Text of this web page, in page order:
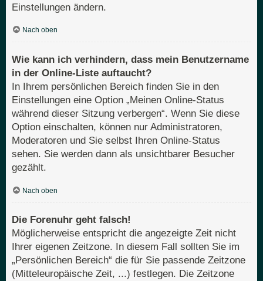
Einstellungen ändern.
Nach oben
Wie kann ich verhindern, dass mein Benutzername
in der Online-Liste auftaucht?
In Ihrem persönlichen Bereich finden Sie in den
Einstellungen eine Option „Meinen Online-Status
während dieser Sitzung verbergen“. Wenn Sie diese
Option einschalten, können nur Administratoren,
Moderatoren und Sie selbst Ihren Online-Status
sehen. Sie werden dann als unsichtbarer Besucher
gezählt.
Nach oben
Die Forenuhr geht falsch!
Möglicherweise entspricht die angezeigte Zeit nicht
Ihrer eigenen Zeitzone. In diesem Fall sollten Sie im
„Persönlichen Bereich“ die für Sie passende Zeitzone
(Mitteleuropäische Zeit, ...) festlegen. Die Zeitzone